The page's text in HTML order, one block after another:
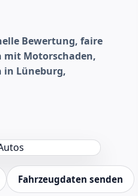
Bewertung, faire
mit Motorschaden,
in Lüneburg,
Fahrzeugdaten senden